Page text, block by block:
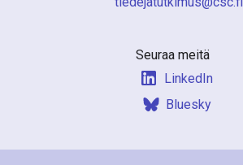
Seuraa meitä
LinkedIn
Bluesky